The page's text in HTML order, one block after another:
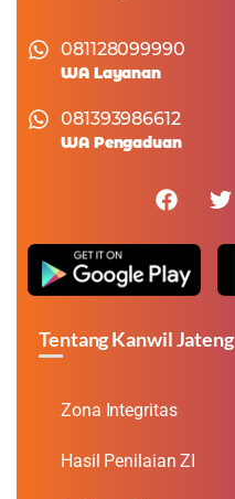
081128099990
WA Layanan
081393986612
WA Pengaduan
Tentang Kanwil Jateng
Zona Integritas
Hasil Penilaian ZI